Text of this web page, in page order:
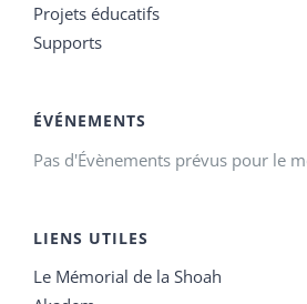
Projets éducatifs
Supports
ÉVÉNEMENTS
Pas d'Évènements prévus pour le
LIENS UTILES
Le Mémorial de la Shoah